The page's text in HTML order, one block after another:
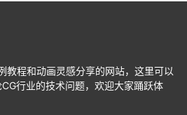
教程和动画灵感分享的网站，这里可以
行业的技术问题，欢迎大家踊跃体